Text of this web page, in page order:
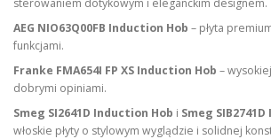
AEG NIO63Q00FB Induction Hob – płyta
funkcjami.
Franke FMA654I FP XS Induction Hob –
dobrymi opiniami.
Smeg SI2641D Induction Hob i Smeg
włoskie płyty o stylowym wyglądzie i solidnej